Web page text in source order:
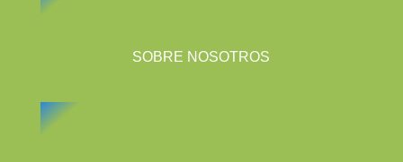
SOBRE NOSOTROS